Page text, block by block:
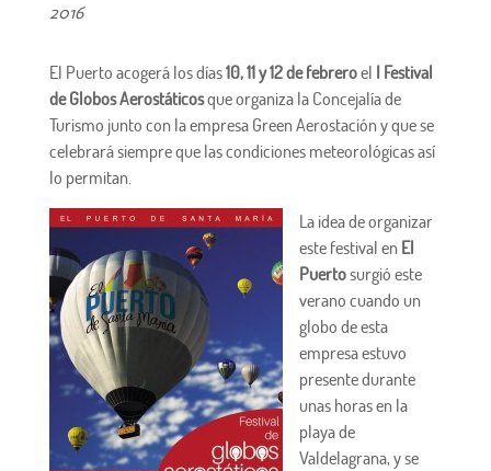
2016
El Puerto acogerá los días10, 11 y 12 de febreroel I Festival
de Globos Aerostáticosque organiza la Concejalía de
Turismo junto con la empresa Green Aerostación y que se
celebrará siempre que las condiciones meteorológicas así
lo permitan.
La idea de organizar
este festival en El
Puertosurgió este
verano cuando un
globo de esta
empresa estuvo
presente durante
unas horas en la
playa de
Valdelagrana, y se